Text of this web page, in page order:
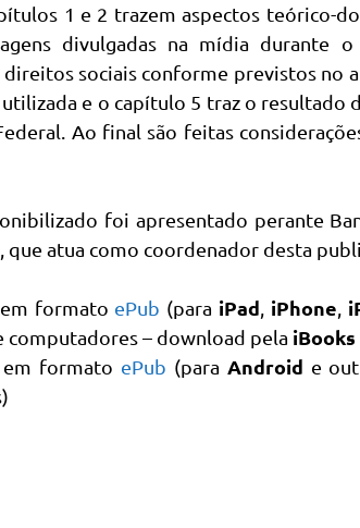
1 e 2 trazem aspectos teórico-
divulgadas na mídia durante
direitos sociais conforme previstos no
e o capítulo 5 traz o resultado
Ao final são feitas
foi apresentado perante
que atua como coordenador desta
formato ePub (para iPad iPhone
computadores – download pela
formato ePub (para Android e